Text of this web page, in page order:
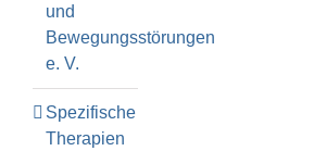
und
Bewegungsstörungen
e. V.
Spezifische
Therapien